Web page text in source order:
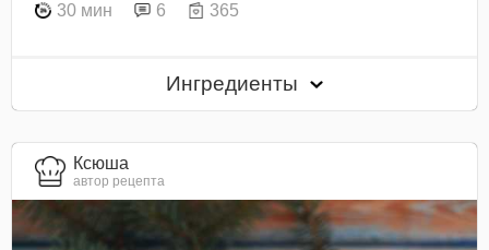
30 мин 6 365
Ингредиенты
Ксюша
автор рецепта